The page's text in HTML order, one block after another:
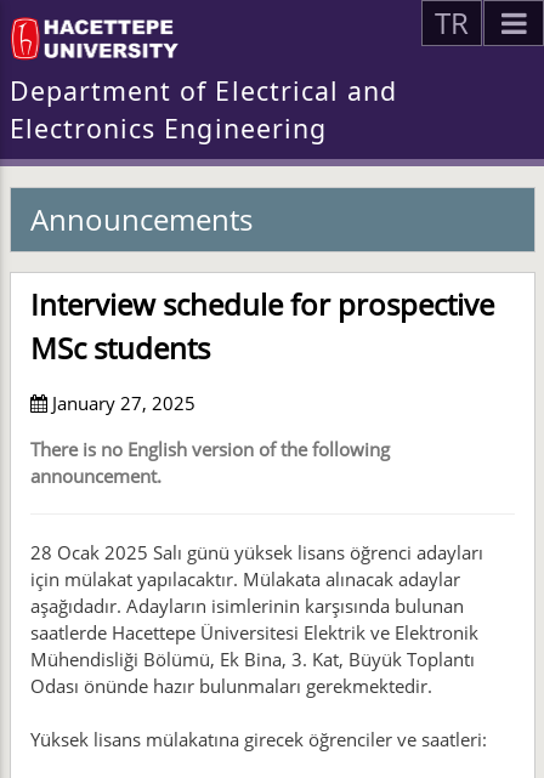
TR
Department of Electrical and
Electronics Engineering
Announcements
Interview schedule for prospective
MSc students
January 27, 2025
There is no English version of the following
announcement.
28 Ocak 2025 Salı günü yüksek lisans öğrenci adayları
için mülakat yapılacaktır. Mülakata alınacak adaylar
aşağıdadır. Adayların isimlerinin karşısında bulunan
saatlerde Hacettepe Üniversitesi Elektrik ve Elektronik
Mühendisliği Bölümü, Ek Bina, 3. Kat, Büyük Toplantı
Odası önünde hazır bulunmaları gerekmektedir.
Yüksek lisans mülakatına girecek öğrenciler ve saatleri: